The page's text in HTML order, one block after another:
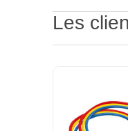
Les